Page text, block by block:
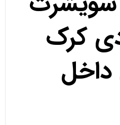
کرک
داخل